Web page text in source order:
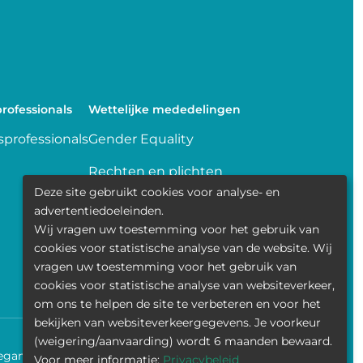
Wettelijke mededelingen
Gender Equality
Rechten en plichten
Delen van gegevens
Transparence
Politique de la vie privée
ContactCookiesWettelijke mededelingen
Deze site gebruikt cookies voor analyse- en
advertentiedoeleinden.
Wij vragen uw toestemming voor het gebruik van
cookies voor statistische analyse van de website. Wij
vragen uw toestemming voor het gebruik van
cookies voor statistische analyse van websiteverkeer,
om ons te helpen de site te verbeteren en voor het
bekijken van websiteverkeergegevens. Je voorkeur
(weigering/aanvaarding) wordt 6 maanden bewaard.
Voor meer informatie: Privacybeleid